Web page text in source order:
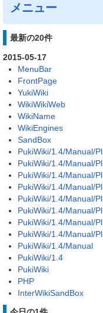
メニュー
最新の20件
2015-05-17
MenuBar
FrontPage
YukiWiki
WikiWikiWeb
WikiName
WikiEngines
SandBox
PukiWiki/1.4/Manual/
PukiWiki/1.4/Manual/
PukiWiki/1.4/Manual/
PukiWiki/1.4/Manual/
PukiWiki/1.4/Manual/
PukiWiki/1.4/Manual/
PukiWiki/1.4/Manual/
PukiWiki/1.4/Manual/
PukiWiki/1.4/Manual
PukiWiki/1.4
PukiWiki
PHP
InterWikiSandBox